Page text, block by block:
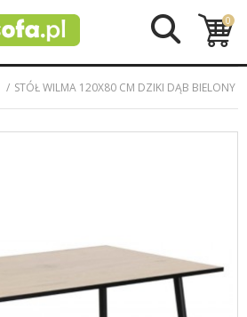
0
STÓŁ WILMA 120X80 CM DZIKI DĄB BIELONY